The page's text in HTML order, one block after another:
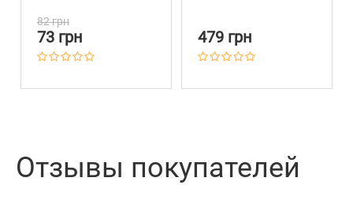
Колокольчиком
82 грн
73 грн 479 грн
Отзывы покупателей